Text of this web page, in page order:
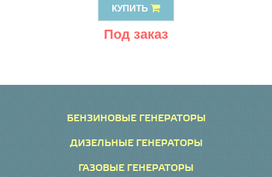
КУПИТЬ
Под заказ
БЕНЗИНОВЫЕ ГЕНЕРАТОРЫ
ДИЗЕЛЬНЫЕ ГЕНЕРАТОРЫ
ГАЗОВЫЕ ГЕНЕРАТОРЫ